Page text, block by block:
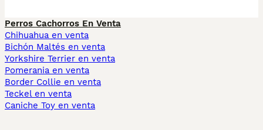
Perros Cachorros En Venta
Chihuahua en venta
Bichón Maltés en venta
Yorkshire Terrier en venta
Pomerania en venta
Border Collie en venta
Teckel en venta
Caniche Toy en venta